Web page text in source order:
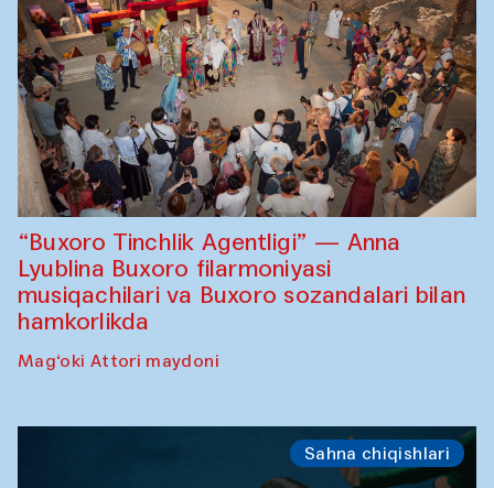
“Buxoro Tinchlik Agentligi” — Anna
Lyublina Buxoro filarmoniyasi
musiqachilari va Buxoro sozandalari bilan
hamkorlikda
Mag‘oki Attori maydoni
Sahna chiqishlari